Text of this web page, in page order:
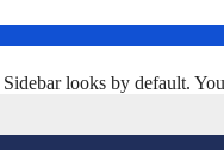
looks by default.